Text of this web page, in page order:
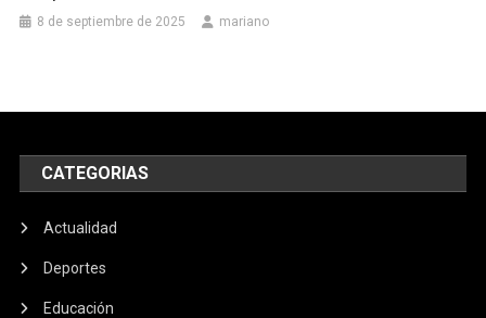
8 de septiembre de 2025 mariano
CATEGORIAS
Actualidad
Deportes
Educación